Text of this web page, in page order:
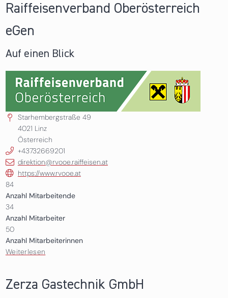
Raiffeisenverband Oberösterreich
eGen
Auf einen Blick
Starhembergstraße 49
4021 Linz
Österreich
+43732669201
direktion@rvooe.raiffeisen.at
https://www.rvooe.at
84
Anzahl Mitarbeitende
34
Anzahl Mitarbeiter
50
Anzahl Mitarbeiterinnen
Weiterlesen
Zerza Gastechnik GmbH